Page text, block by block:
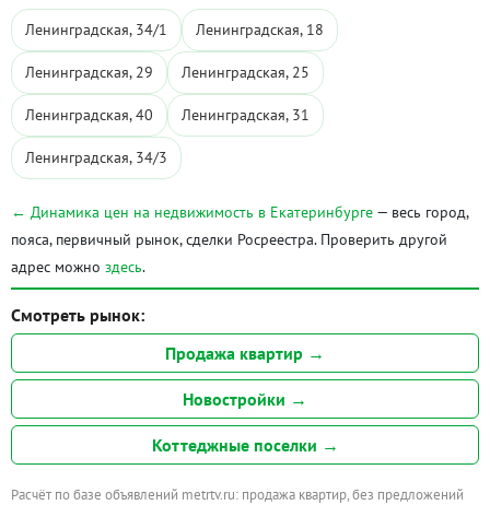
Ленинградская, 34/1 Ленинградская, 18
Ленинградская, 29 Ленинградская, 25
Ленинградская, 40 Ленинградская, 31
Ленинградская, 34/3
← Динамика цен на недвижимость в Екатеринбурге — весь город,
пояса, первичный рынок, сделки Росреестра. Проверить другой
адрес можно здесь.
Смотреть рынок:
Продажа квартир →
Новостройки →
Коттеджные поселки →
Расчёт по базе объявлений metrtv.ru: продажа квартир, без предложений